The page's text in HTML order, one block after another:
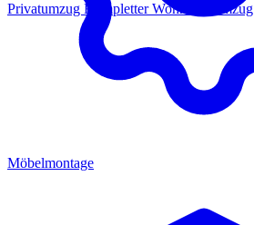
Privatumzug Kompletter Wohnungsumzug
Möbelmontage